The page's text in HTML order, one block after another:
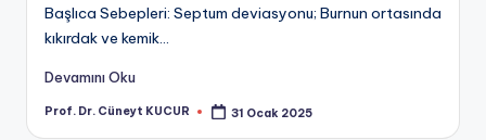
Başlıca Sebepleri: Septum deviasyonu; Burnun ortasında
kıkırdak ve kemik…
Devamını Oku
Posted
Prof. Dr. Cüneyt KUCUR 31 Ocak 2025